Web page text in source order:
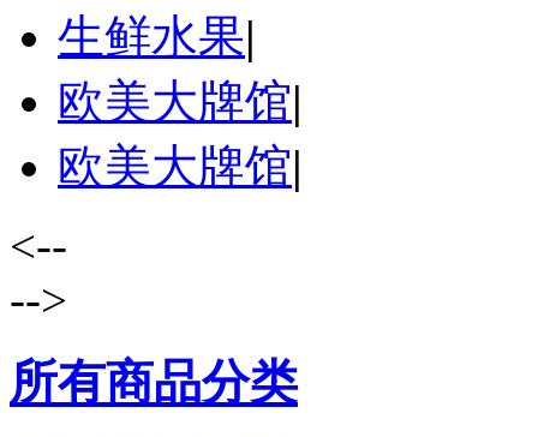
生鲜水果|
欧美大牌馆|
欧美大牌馆|
<--
-->
所有商品分类